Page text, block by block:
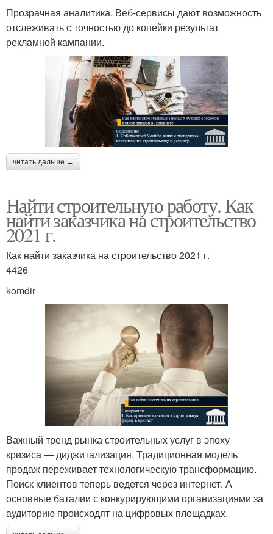
Прозрачная аналитика. Веб-сервисы дают возможность
отслеживать с точностью до копейки результат
рекламной кампании.
читать дальше →
Найти строительную работу. Как
найти заказчика на строительство
2021 г.
Как найти заказчика на строительство 2021 г.
4426
komdir
Важный тренд рынка строительных услуг в эпоху
кризиса — диджитализация. Традиционная модель
продаж переживает технологическую трансформацию.
Поиск клиентов теперь ведется через интернет. А
основные баталии с конкурирующими организациями за
аудиторию происходят на цифровых площадках.